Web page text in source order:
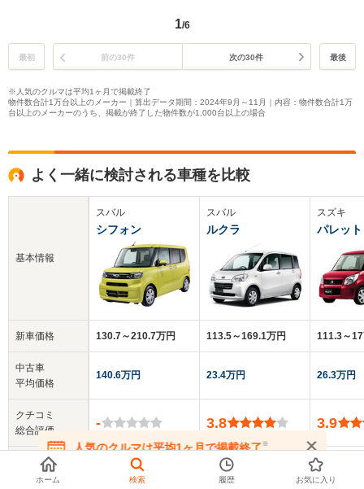
1/6
最初 前の30件 次の30件 最後
※人気のクルマは平均1ヶ月で掲載終了
物件数合計1万台以上のメーカー｜算出データ期間：2024年9月～11月｜内容：物件数合計1万
台以上のメーカーのうち、掲載が終了した物件数が1,000台以上の場合
よく一緒に検討される車種を比較
基本情報
新車価格
中古車
平均価格
クチコミ
総合評価
乗車定員
スバル
シフォン
130.7～210.7万円
140.6万円
-
スバル
ルクラ
113.5～169.1万円
23.4万円
3.8
4人
スズキ
パレット
111.3～
26.3万円
3.9
4人
人気のクルマは平均1ヶ月で掲載終了※
在庫が無くなる前にお問い合わせください
ホーム 検索 履歴 お気に入り